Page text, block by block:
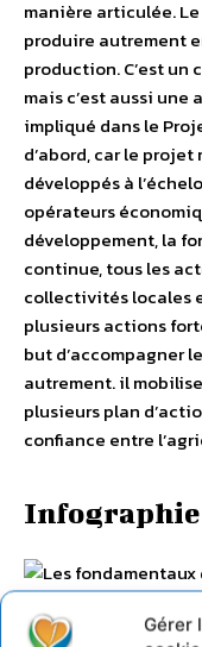
Gérer
manière articulée.
produire autrement
production. C’est
mais c’est aussi une
impliqué dans le
d’abord, car le
développés à
opérateurs
développement, la
continue, tous les
collectivités locales
plusieurs actions
but d’accompagner
autrement. il
plusieurs plan
confiance entre
Infographie
–+ d’infographies